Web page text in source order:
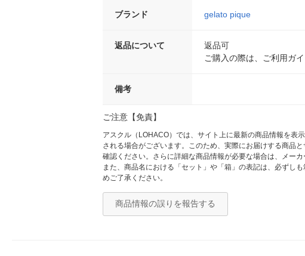
ブランド gelato pique
返品について
返品可
ご購入の際は、ご利用ガ
備考
ご注意【免責】
アスクル（LOHACO）では、サイト上に最新の商品情報を表
される場合がございます。このため、実際にお届けする商品
確認ください。さらに詳細な商品情報が必要な場合は、メーカ
また、商品名における「セット」や「箱」の表記は、必ずし
めご了承ください。
商品情報の誤りを報告する